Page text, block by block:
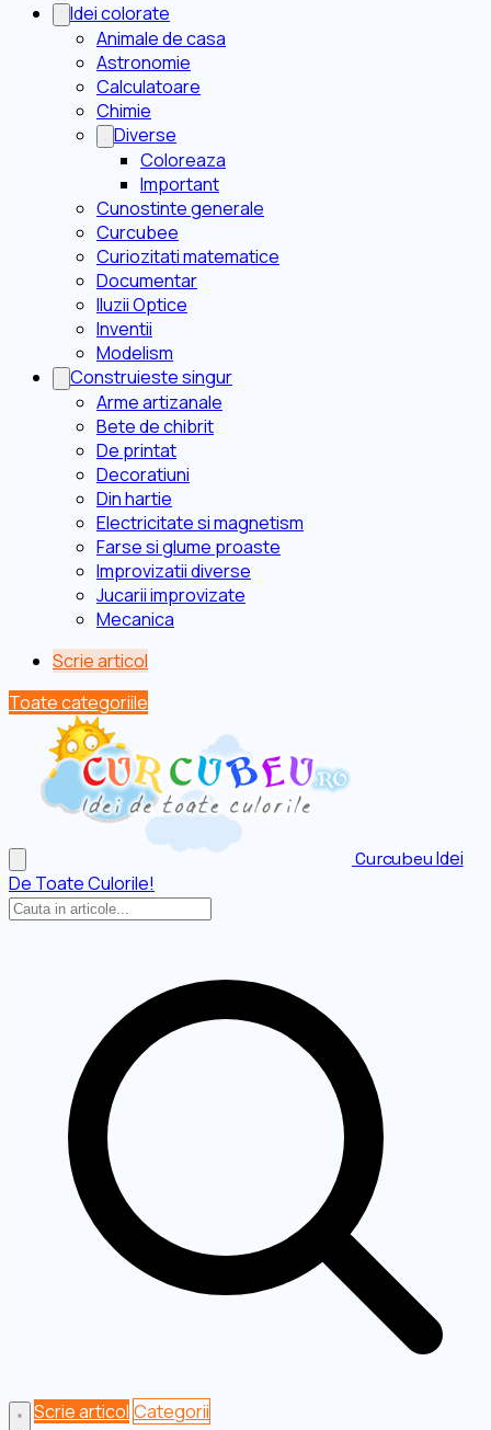
Idei colorate
Animale de casa
Astronomie
Calculatoare
Chimie
Diverse
Coloreaza
Important
Cunostinte generale
Curcubee
Curiozitati matematice
Documentar
Iluzii Optice
Inventii
Modelism
Construieste singur
Arme artizanale
Bete de chibrit
De printat
Decoratiuni
Din hartie
Electricitate si magnetism
Farse si glume proaste
Improvizatii diverse
Jucarii improvizate
Mecanica
Scrie articol
Toate categoriile
CurcubeuIdei
De Toate Culorile!
Scrie articol Categorii